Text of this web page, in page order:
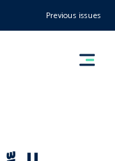
Previous issues